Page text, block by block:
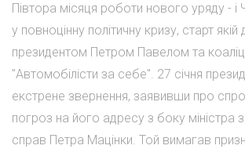
Півтора місяця роботи нового уряду - і
у повноцінну політичну кризу, старт
президентом Петром Павелом та
"Автомобілісти за себе". 27 січня
екстрене звернення, заявивши про
погроз на його адресу з боку міністра
справ Петра Мацінки. Той вимагав